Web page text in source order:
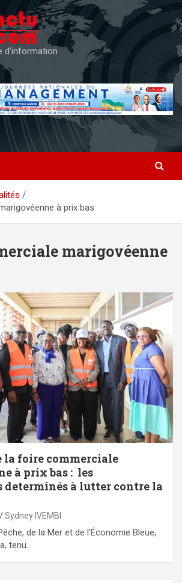
d'information
à prix bas
marigovéenne
la foire commerciale
à prix bas : les
determinés à lutter contre la
Sydney IVEMBI
de la Mer et de l’Économie Bleue,
tenu…